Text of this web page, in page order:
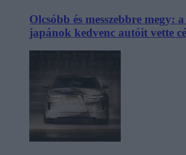
Olcsóbb és messzebbre megy:
japánok kedvenc autóit vette